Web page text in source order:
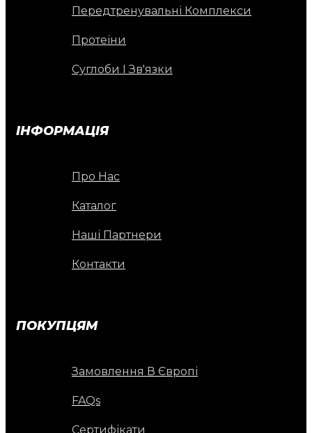
Передтренувальні Комплекси
Протеїни
Суглоби І Зв'язки
ІНФОРМАЦІЯ
Про Нас
Каталог
Наші Партнери
Контакти
ПОКУПЦЯМ
Замовлення В Європі
FAQs
Сертифікати